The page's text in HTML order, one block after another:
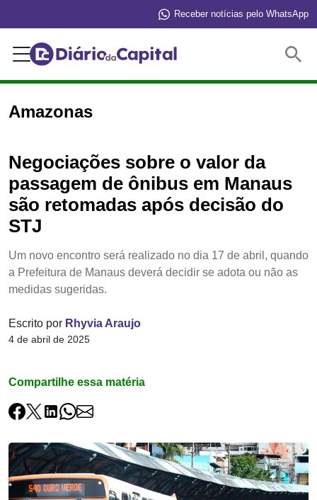
Receber notícias pelo WhatsApp
Amazonas
Negociações sobre o valor da
passagem de ônibus em Manaus
são retomadas após decisão do
STJ
Um novo encontro será realizado no dia 17 de abril, quando
a Prefeitura de Manaus deverá decidir se adota ou não as
medidas sugeridas.
Escrito por Rhyvia Araujo
4 de abril de 2025
Compartilhe essa matéria